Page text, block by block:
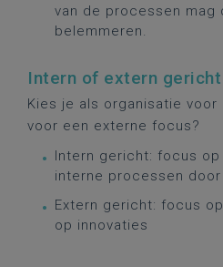
van de processen mag
belemmeren.
Intern of extern gericht
Kies je als organisatie
voor een externe focus?
Intern gericht: focus
interne processen
Extern gericht: focus
op innovaties